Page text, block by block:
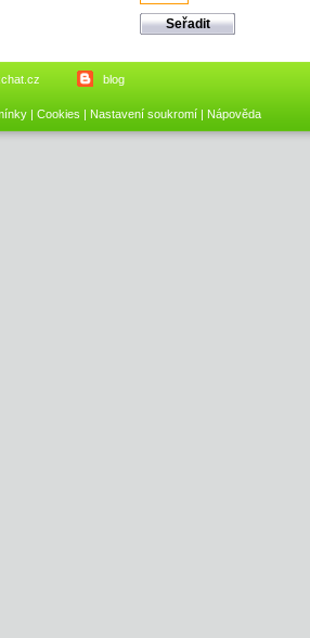
blog
| Cookies | Nastavení soukromí| Nápověda